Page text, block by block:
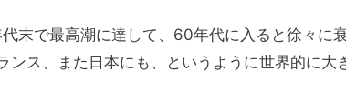
末で最高潮に達して、60年代に入ると徐々に
ス、また日本にも、というように世界的に大